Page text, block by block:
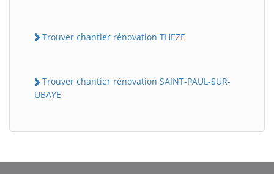
Trouver chantier rénovation THEZE
Trouver chantier rénovation SAINT-PAUL-SUR-
UBAYE
BatiWebPro